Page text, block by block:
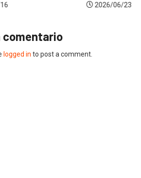
2026/06/23
comentario
logged in to post a comment.